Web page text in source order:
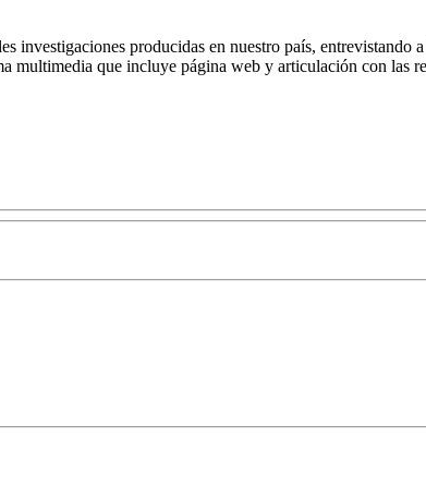
investigaciones producidas en nuestro país,
multimedia que incluye página web y articulación con las